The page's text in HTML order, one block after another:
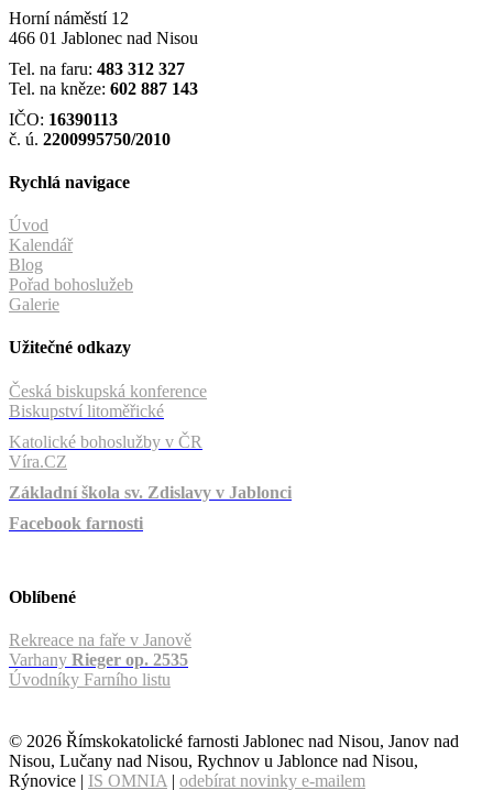
Horní náměstí 12
466 01 Jablonec nad Nisou
Tel. na faru: 483 312 327
Tel. na kněze: 602 887 143
IČO: 16390113
č. ú. 2200995750/2010
Rychlá navigace
Úvod
Kalendář
Blog
Pořad bohoslužeb
Galerie
Užitečné odkazy
Česká biskupská konference
Biskupství litoměřické
Katolické bohoslužby v ČR
Víra.CZ
Základní škola sv. Zdislavy v Jablonci
Facebook farnosti
Oblíbené
Rekreace na faře v Janově
Varhany Rieger op. 2535
Úvodníky Farního listu
© 2026 Římskokatolické farnosti Jablonec nad Nisou, Janov nad
Nisou, Lučany nad Nisou, Rychnov u Jablonce nad Nisou,
Rýnovice | IS OMNIA | odebírat novinky e-mailem